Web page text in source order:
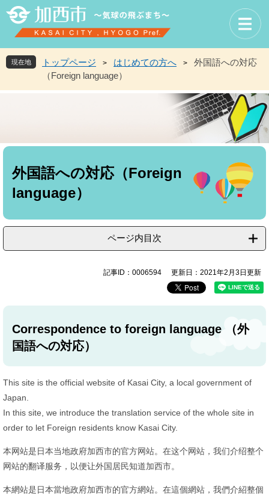
先
頭
を
飛
へ
現在地 トップページ > はじめての方へ >
外国語への対応
（Foreign language）
本
外国語への対応（Foreign
language）
ページ内目次
記事ID：0006594 更新日：2021年2月3日更新
Correspondence to foreign language
（外
国語への対応）
This site is the official website of Kasai City, a local government of
Japan.
In this site, we introduce the translation service of the whole site in
order to let Foreign residents know Kasai City.
本网站是日本当地政府加西市的官方网站。在这个网站，我们介绍整个
网站的翻译服务，以便让外国居民知道加西市。
本網站是日本當地政府加西市的官方網站。在這個網站，我們介紹整個